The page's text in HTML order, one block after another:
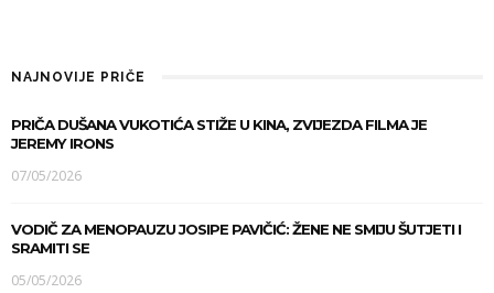
NAJNOVIJE PRIČE
PRIČA DUŠANA VUKOTIĆA STIŽE U KINA, ZVIJEZDA FILMA JE
JEREMY IRONS
07/05/2026
VODIČ ZA MENOPAUZU JOSIPE PAVIČIĆ: ŽENE NE SMIJU ŠUTJETI I
SRAMITI SE
05/05/2026